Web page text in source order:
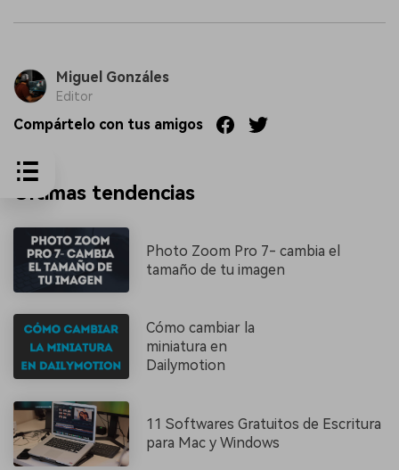
Miguel Gonzáles
Editor
Compártelo con tus amigos
Últimas tendencias
Photo Zoom Pro 7- cambia el
tamaño de tu imagen
Cómo cambiar la
miniatura en
Dailymotion
11 Softwares Gratuitos de Escritura
para Mac y Windows